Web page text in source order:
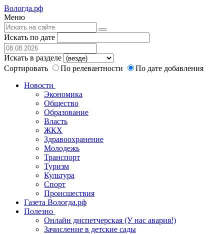
Вологда.рф
Меню
Искать по дате
Искать в разделе
Сортировать
По релевантности
По дате добавления
Новости
Экономика
Общество
Образование
Власть
ЖКХ
Здравоохранение
Молодежь
Транспорт
Туризм
Культура
Спорт
Происшествия
Газета Вологда.рф
Полезно
Онлайн диспетчерская (У нас авария!)
Зачисление в детские сады